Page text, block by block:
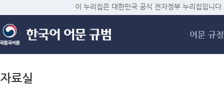
메
이 누리집은 대한민국 공식 전자정부 누리집입니다.
어문 규정
자료실